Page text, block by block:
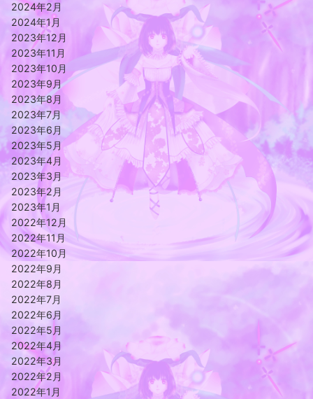
2024年2月
2024年1月
2023年12月
2023年11月
2023年10月
2023年9月
2023年8月
2023年7月
2023年6月
2023年5月
2023年4月
2023年3月
2023年2月
2023年1月
2022年12月
2022年11月
2022年10月
2022年9月
2022年8月
2022年7月
2022年6月
2022年5月
2022年4月
2022年3月
2022年2月
2022年1月